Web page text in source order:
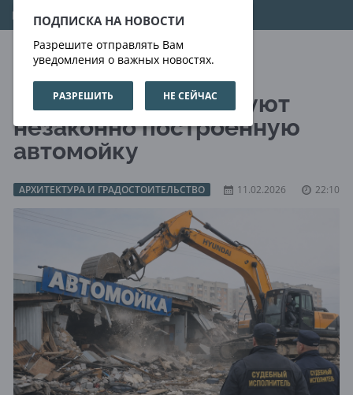
ПОДПИСКА НА НОВОСТИ
Разрешите отправлять Вам
уведомления о важных новостях.
РАЗРЕШИТЬ НЕ СЕЙЧАС
08.08.2026 12:02:01
В Алматы демонтируют
незаконно построенную
автомойку
АРХИТЕКТУРА И ГРАДОСТОИТЕЛЬСТВО 11.02.2026 22:10